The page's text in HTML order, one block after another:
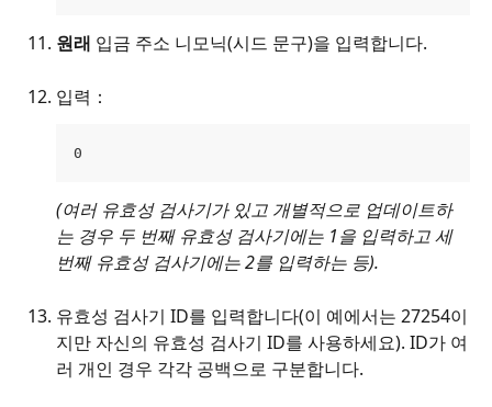
원래 입금 주소 니모닉(시드 문구)을 입력합니다.
입력：
0
(여러 유효성 검사기가 있고 개별적으로 업데이트하
는 경우 두 번째 유효성 검사기에는 1을 입력하고 세
번째 유효성 검사기에는 2를 입력하는 등).
유효성 검사기 ID를 입력합니다(이 예에서는 27254이
지만 자신의 유효성 검사기 ID를 사용하세요). ID가 여
러 개인 경우 각각 공백으로 구분합니다.